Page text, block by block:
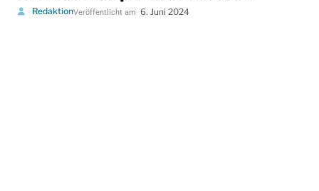
RedaktionVeröffentlicht am 6. Juni 2024